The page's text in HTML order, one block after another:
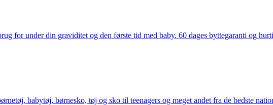
for under din graviditet og den første tid med baby. 60 dages byttegaranti og
babytøj, børnesko, tøj og sko til teenagers og meget andet fra de bedste